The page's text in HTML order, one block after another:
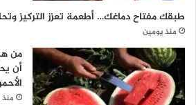
طبقك مفتاح دماغك… أطعمة تعزز التركيز
منذ يومين
من
أن